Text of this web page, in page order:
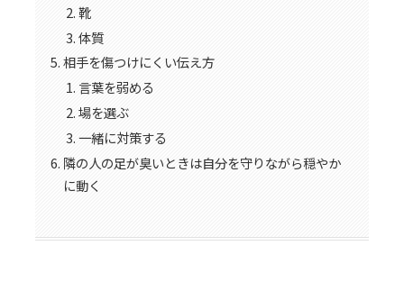
靴
体質
相手を傷つけにくい伝え方
言葉を弱める
場を選ぶ
一緒に対策する
隣の人の足が臭いときは自分を守りながら穏やか
に動く